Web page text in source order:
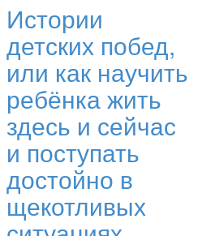
Истории
детских побед,
или как научить
ребёнка жить
здесь и сейчас
и поступать
достойно в
щекотливых